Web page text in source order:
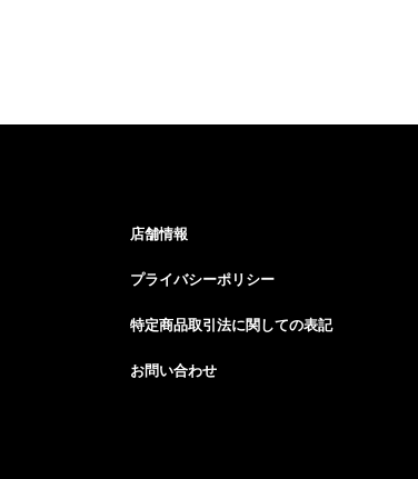
店舗情報
プライバシーポリシー
特定商品取引法に関しての表記
お問い合わせ